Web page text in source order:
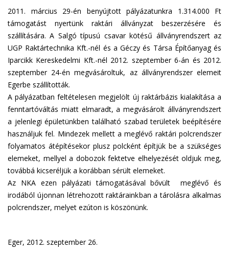
2011. március 29-én benyújtott pályázatunkra 1.314.000 Ft
támogatást nyertünk raktári állványzat beszerzésére és
szállítására. A Salgó típusú csavar kötésű állványrendszert az
UGP Raktártechnika Kft.-nél és a Géczy és Társa Építőanyag és
Iparcikk Kereskedelmi Kft.-nél 2012. szeptember 6-án és 2012.
szeptember 24-én megvásároltuk, az állványrendszer elemeit
Egerbe szállították.
A pályázatban feltételesen megjelölt új raktárbázis kialakítása a
fenntartóváltás miatt elmaradt, a megvásárolt állványrendszert
a jelenlegi épületünkben található szabad területek beépítésére
használjuk fel. Mindezek mellett a meglévő raktári polcrendszer
folyamatos átépítésekor plusz polcként építjük be a szükséges
elemeket, mellyel a dobozok fektetve elhelyezését oldjuk meg,
továbbá kicseréljük a korábban sérült elemeket.
Az NKA ezen pályázati támogatásával bővült meglévő és
irodából újonnan létrehozott raktárainkban a tárolásra alkalmas
polcrendszer, melyet ezúton is köszönünk.
Eger, 2012. szeptember 26.